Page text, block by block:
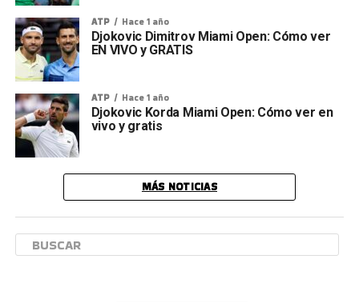
ATP Hace 1 año
Djokovic Dimitrov Miami Open: Cómo ver
EN VIVO y GRATIS
ATP Hace 1 año
Djokovic Korda Miami Open: Cómo ver en
vivo y gratis
MÁS NOTICIAS